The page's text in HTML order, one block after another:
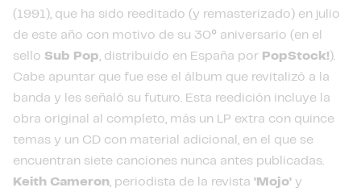
(1991), que ha sido reeditado (y remasterizado) en julio
de este año con motivo de su 30º aniversario (en el
sello Sub Pop, distribuido en España por PopStock! ).
Cabe apuntar que fue ese el álbum que revitalizó a la
banda y les señaló su futuro. Esta reedición incluye la
obra original al completo, más un LP extra con quince
temas y un CD con material adicional, en el que se
encuentran siete canciones nunca antes publicadas.
Keith Cameron, periodista de la revista 'Mojo' y